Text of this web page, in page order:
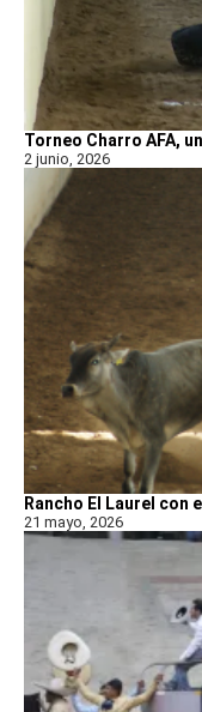
Torneo Charro AFA,
2 junio, 2026
Rancho El Laurel con
21 mayo, 2026